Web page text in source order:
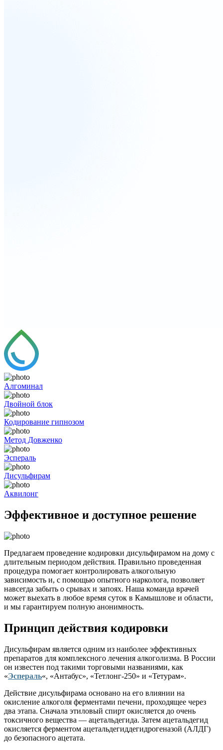
Алгоминал
Двойной блок
Кодирование гипнозом
Метод Довженко
Эспераль
Дисульфирам
Аквилонг
Эффективное и доступное решение
Предлагаем проведение кодировки дисульфирамом на дому с
длительным периодом действия. Правильно проведенная
процедура помогает контролировать алкогольную
зависимость и, с помощью опытного нарколога, позволяет
навсегда забыть о срывах и запоях. Наша команда врачей
может выехать в любое время суток в Камышлове и области,
и мы гарантируем полную анонимность.
Принцип действия кодировки
Дисульфирам является одним из наиболее эффективных
препаратов для комплексного лечения алкоголизма. В России
он известен под такими торговыми названиями, как
«Эспераль«, «Антабус», «Тетлонг-250» и «Тетурам».
Действие дисульфирама основано на его влиянии на
окисление алкоголя ферментами печени, проходящее через
два этапа. Сначала этиловый спирт окисляется до очень
токсичного вещества — ацетальдегида. Затем ацетальдегид
окисляется ферментом ацетальдегиддегидрогеназой (АЛДГ)
до безопасного ацетата.